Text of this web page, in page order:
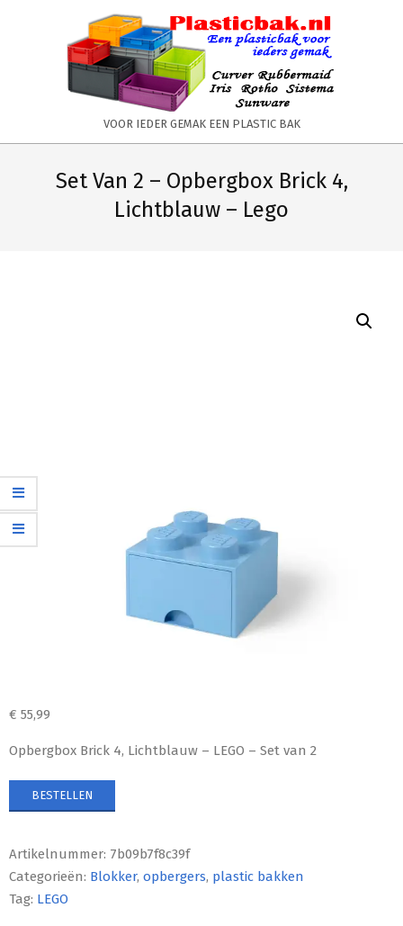
PLASTICBAK.NL
VOOR IEDER GEMAK EEN PLASTIC BAK
Navigation
NavigationSet Van 2 – Opbergbox Brick 4,
Lichtblauw – Lego
€ 55,99
Opbergbox Brick 4, Lichtblauw – LEGO – Set van 2
BESTELLEN
Artikelnummer: 7b09b7f8c39f
Categorieën: Blokker, opbergers, plastic bakken
Tag: LEGO